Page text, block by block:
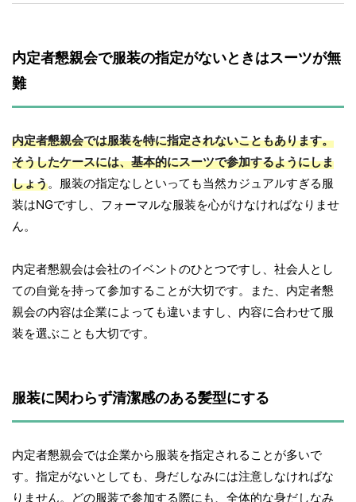
内定者懇親会で服装の指定がないときはスーツが無
難
内定者懇親会では服装を特に指定されないこともあります。
そうしたケースには、基本的にスーツで参加するようにしま
しょう。服装の指定なしといっても当然カジュアルすぎる服
装はNGですし、フォーマルな服装を心がけなければなりませ
ん。
内定者懇親会は会社のイベントのひとつですし、社会人とし
ての自覚を持って参加することが大切です。また、内定者懇
親会の内容は企業によっても違いますし、内容に合わせて服
装を選ぶことも大切です。
服装に関わらず清潔感のある髪型にする
内定者懇親会では企業から服装を指定されることが多いで
す。指定がないとしても、身だしなみには注意しなければな
りません。どの服装で参加する際にも、全体的な身だしなみ